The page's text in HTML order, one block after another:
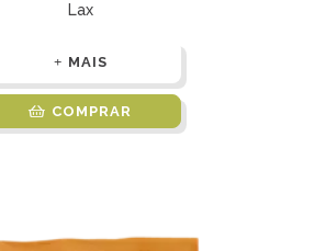
Lax
MAIS
COMPRAR